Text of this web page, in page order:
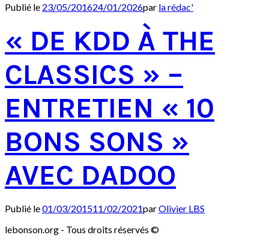
Publié le 23/05/201624/01/2026par la rédac'
« DE KDD À THE
CLASSICS » –
ENTRETIEN « 10
BONS SONS »
AVEC DADOO
Publié le01/03/201511/02/2021parOlivier LBS
lebonson.org - Tous droits réservés ©